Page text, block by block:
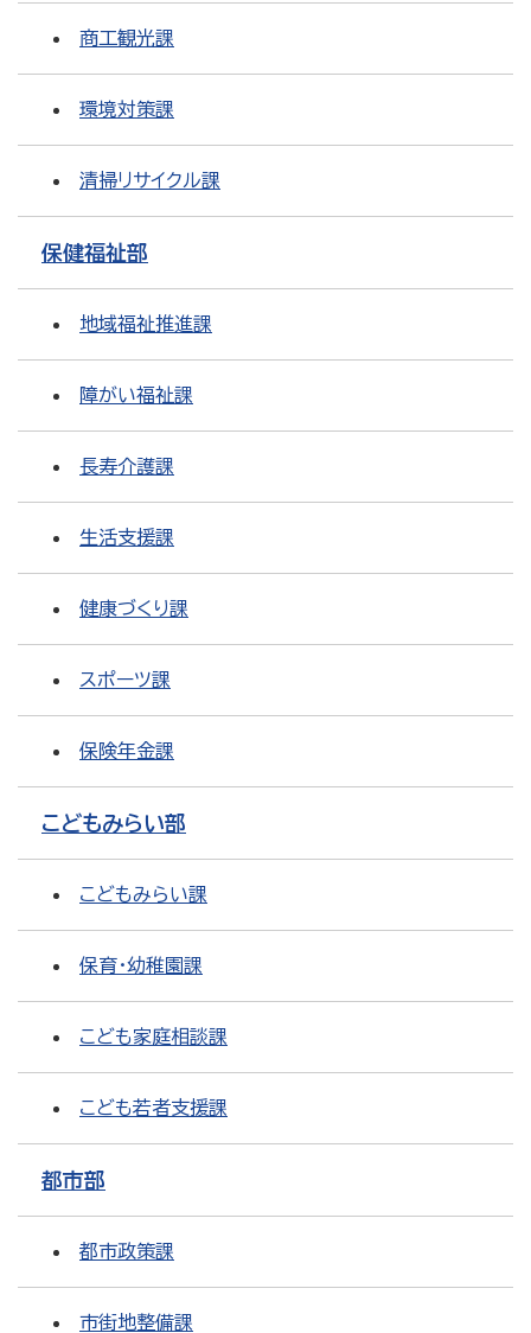
商工観光課
環境対策課
清掃リサイクル課
保健福祉部
地域福祉推進課
障がい福祉課
長寿介護課
生活支援課
健康づくり課
スポーツ課
保険年金課
こどもみらい部
こどもみらい課
保育・幼稚園課
こども家庭相談課
こども若者支援課
都市部
都市政策課
市街地整備課